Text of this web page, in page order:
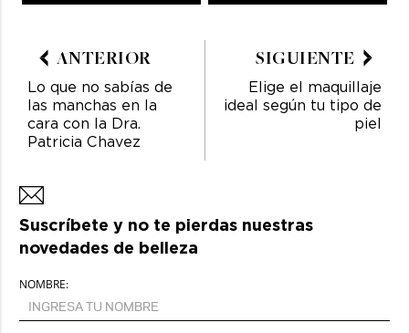
ANTERIOR
Lo que no sabías de
las manchas en la
cara con la Dra.
Patricia Chavez
SIGUIENTE
Elige el maquillaje
ideal según tu tipo de
piel
Suscríbete y no te pierdas nuestras
novedades de belleza
NOMBRE: